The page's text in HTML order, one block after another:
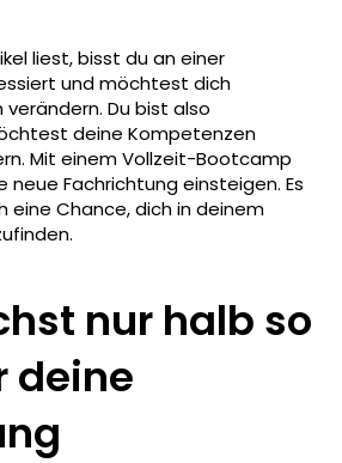
liest, bisst du an einer
und möchtest dich
Du bist also
deine Kompetenzen
Mit einem Vollzeit-Bootcamp
neue Fachrichtung einsteigen. Es
eine Chance, dich in deinem
nur halb so
deine